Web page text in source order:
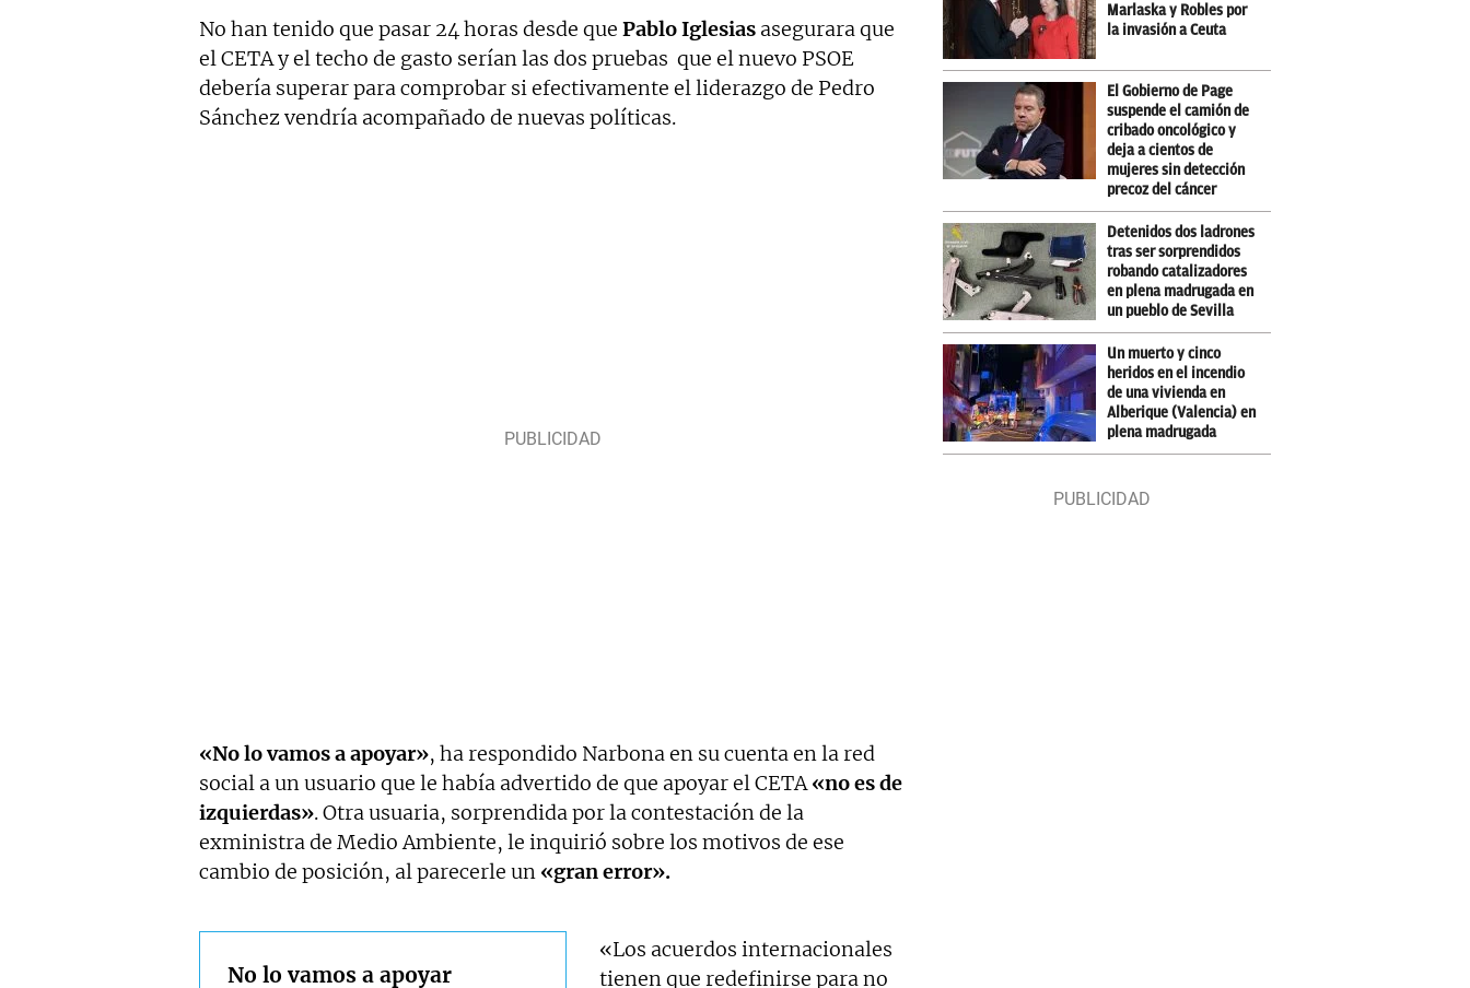
No han tenido que pasar 24 horas desde que Pablo Iglesias asegurara que
el CETA y el techo de gasto serían las dos pruebas que el nuevo PSOE
debería superar para comprobar si efectivamente el liderazgo de Pedro
Sánchez vendría acompañado de nuevas políticas.
«No lo vamos a apoyar», ha respondido Narbona en su cuenta en la red
social a un usuario que le había advertido de que apoyar el CETA«no es de
izquierdas». Otra usuaria, sorprendida por la contestación de la
exministra de Medio Ambiente, le inquirió sobre los motivos de ese
cambio de posición, al parecerle un «gran error».
No lo vamos a apoyar
«Los acuerdos internacionales
tienen que redefinirse para no
Marlaska y Robles por
la invasión a Ceuta
El Gobierno de Page
suspende el camión de
cribado oncológico y
deja a cientos de
mujeres sin detección
precoz del cáncer
Detenidos dos ladrones
tras ser sorprendidos
robando catalizadores
en plena madrugada en
un pueblo de Sevilla
Un muerto y cinco
heridos en el incendio
de una vivienda en
Alberique (Valencia) en
plena madrugada